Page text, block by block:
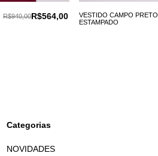
R$564,00
R$940,00
VESTIDO CAMPO PRETO
ESTAMPADO
Categorias
NOVIDADES